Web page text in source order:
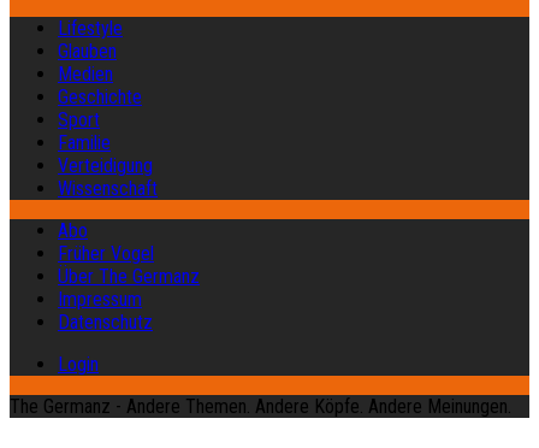
Lifestyle
Glauben
Medien
Geschichte
Sport
Familie
Verteidigung
Wissenschaft
Abo
Früher Vogel
Über The Germanz
Impressum
Datenschutz
Login
The Germanz - Andere Themen. Andere Köpfe. Andere Meinungen.